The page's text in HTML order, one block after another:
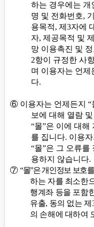
하는 경우에는 개
명 및 전화번호,
용목적, 제 3자에
자, 제공목적 및
망 이용촉진 및
2항이 규정한 사
며 이용자는 언제
다.
⑥ 이용자는 언제든지 “
보에 대해 열람
“몰”은 이에 대해
를 집니다. 이용
“몰”은 그 오류를
용하지 않습니다.
⑦ “몰”은 개인정보 보호를
하는 자를 최소한
행계좌 등을 포함
유출, 동의 없는 제
의 손해에 대하여